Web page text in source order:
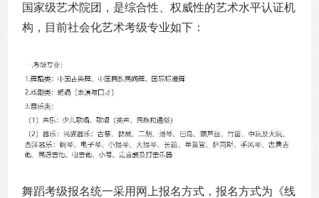
国家级艺术院团，是综合性、权威性的艺术水平认证机
构，目前社会化艺术考级专业如下：
舞蹈考级报名统一采用网上报名方式，报名方式为《线